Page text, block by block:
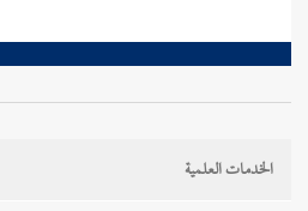
الخدمات العلمية